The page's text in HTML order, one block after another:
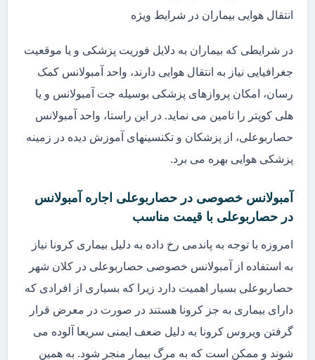
انتقال هوایی بیماران در شرایط ویژه
در شرایطی که بیماران به دلایل فوریت پزشکی و یا موقعیت
جغرافیایی نیاز به انتقال هوایی دارند، واحد آمبولانس کمک
رسان، امکان پروازهای پزشکی بوسیله جت آمبولانس و یا
هلی کوپتر را تامین می نماید. در این راستا، واحد آمبولانس
حصاربوعلی، از پزشکان و تکنسینهای آموزش دیده در زمینه
پزشکی هوایی بهره می برد.
آمبولانس خصوصی در حصاربوعلی اجاره آمبولانس
در حصاربوعلی با قیمت مناسب
امروزه با توجه به پاندمی رخ داده به دلیل بیماری کرونا نیاز
به استفاده از آمبولانس خصوصی حصاربوعلی در کلان شهر
حصاربوعلی بسیار اهمیت دارد زیرا که بسیاری از افرادی که
دارای بیماری به جز کرونا هستند در صورت در معرض قرار
گرفتن ویروس کرونا به دلیل ضعف ایمنی سریعا آلوده می
شوند و ممکن است که به مرگ بیمار منجر شود. به همین